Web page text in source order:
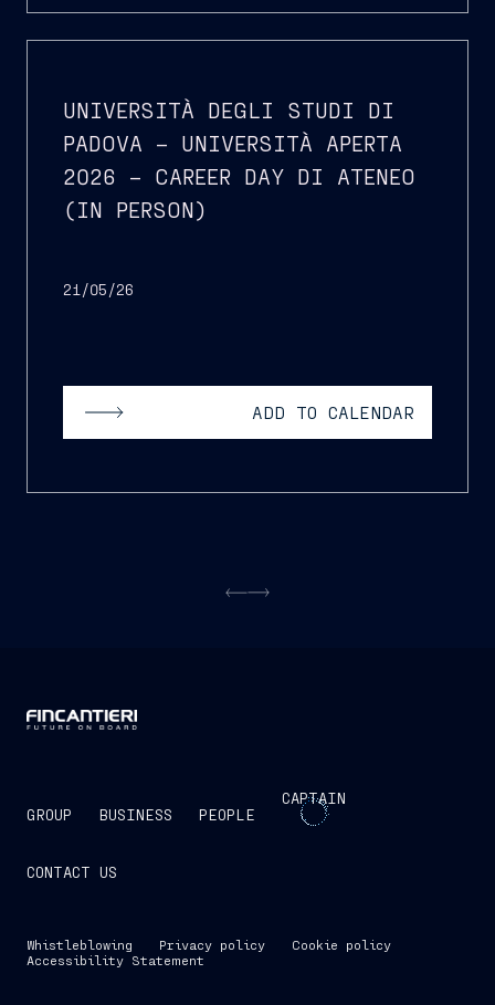
UNIVERSITÀ DEGLI STUDI DI
PADOVA – UNIVERSITÀ APERTA
2026 – CAREER DAY DI ATENEO
(IN PERSON)
21/05/26
ADD TO CALENDAR
GROUP BUSINESS PEOPLE
CAPTAIN
CONTACT US
Whistleblowing Privacy policy
Cookie policy
Accessibility Statement